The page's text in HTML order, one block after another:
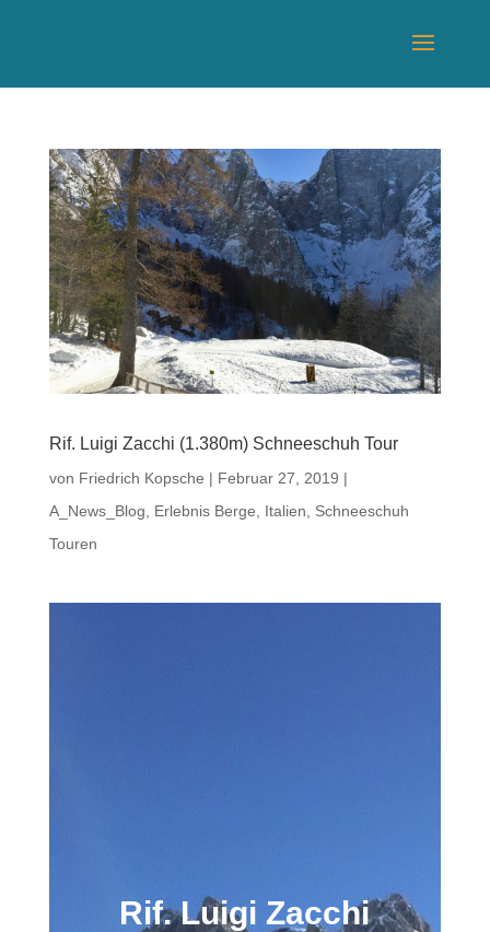
Rif. Luigi Zacchi (1.380m) Schneeschuh Tour
von Friedrich Kopsche | Februar 27, 2019 |
A_News_Blog
Erlebnis Berge Italien
Schneeschuh
Touren
Rif. Luigi Zacchi